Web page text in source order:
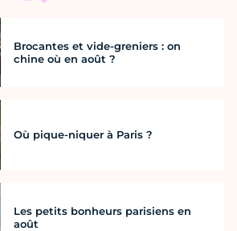
Brocantes et vide-greniers : on
chine où en août ?
Où pique-niquer à Paris ?
Les petits bonheurs parisiens en
août